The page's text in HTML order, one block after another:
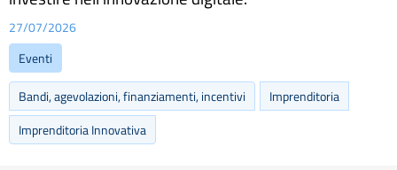
27/07/2026
Eventi
Bandi, agevolazioni, finanziamenti, incentivi
Imprenditoria
Imprenditoria Innovativa